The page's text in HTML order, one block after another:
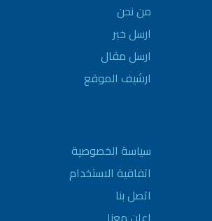
من نحن
ارسل خبر
ارسل مقال
ارشيف الموقع
سياسة الخصوصية
اتفاقية الاستخدام
اتصل بنا